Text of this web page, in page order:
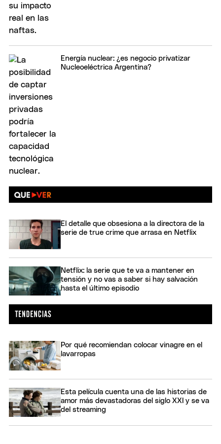
Energía nuclear: ¿es negocio privatizar
Nucleoeléctrica Argentina?
El detalle que obsesiona a la directora de la
serie de true crime que arrasa en Netflix
Netflix: la serie que te va a mantener en
tensión y no vas a saber si hay salvación
hasta el último episodio
Por qué recomiendan colocar vinagre en el
lavarropas
Esta película cuenta una de las historias de
amor más devastadoras del siglo XXI y se va
del streaming